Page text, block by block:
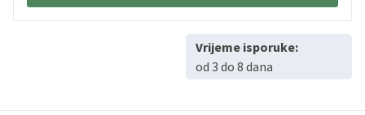
Vrijeme isporuke:
od 3 do 8 dana